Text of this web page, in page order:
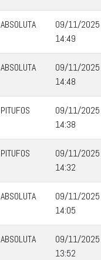
ABSOLUTA
09/11/2025
14:49
ABSOLUTA
09/11/2025
14:48
PITUFOS
09/11/2025
14:38
PITUFOS
09/11/2025
14:32
ABSOLUTA
09/11/2025
14:05
ABSOLUTA
09/11/2025
13:52